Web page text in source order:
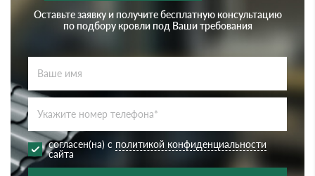
Оставьте заявку и получите бесплатную консультацию
по подбору кровли под Ваши требования
согласен(на) с политикой конфиденциальности
сайта